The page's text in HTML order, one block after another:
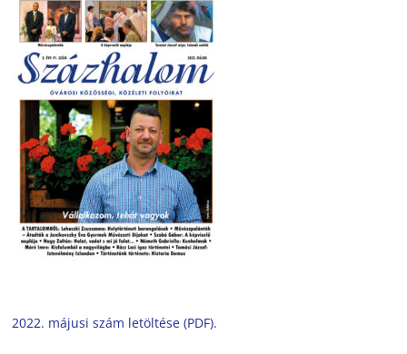
2022. májusi szám letöltése (PDF).